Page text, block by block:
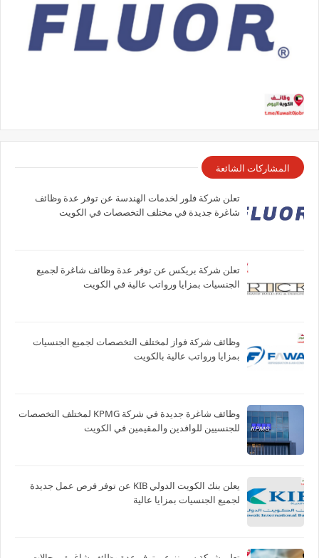
المشاركات الشائعة
تعلن شركة فلور لخدمات الهندسة عن توفر عدة وظائف
شاغرة جديدة في مختلف التخصصات في الكويت
تعلن شركة بريكس عن توفر عدة وظائف شاغرة لجميع
الجنسيات بمزايا ورواتب عالية في الكويت
وظائف شركة فواز لمختلف التخصصات لجميع الجنسيات
بمزايا ورواتب عالية بالكويت
وظائف شاغرة جديدة في شركة ‏KPMG لمختلف التخصصات
للجنسيين للوافدين والمقيمين في الكويت
يعلن بنك الكويت الدولي KIB عن توفر فرص عمل جديدة
لجميع الجنسيات بمزايا عالية